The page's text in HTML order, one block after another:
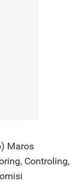
Maros
Controling,